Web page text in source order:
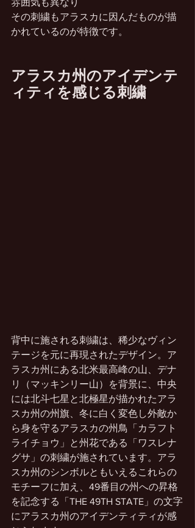
雰囲気も異なり
その刺繍もアラスカに因んだものが描
かれているのが特徴です。
アラスカ州のアイデンテ
ィティを感じる刺繍
背中に施される刺繍は、稀少なヴィン
テージを元に再現されたデザイン。ア
ラスカ州にある北米最高峰の山、デナ
リ（マッキンリー山）を背景に、中央
には北斗七星と北極星が描かれたアラ
スカ州の州旗、冬に白く変色し外敵か
ら身を守るアラスカの州鳥「カラフト
ライチョウ」と州花である「ワスレナ
グサ」の刺繍が施されています。アラ
スカ州のシンボルともいえるこれらの
モチーフに加え、49番目の州への昇格
を記念する「THE 49TH STATE」の文字
にアラスカ州のアイデンティティが感